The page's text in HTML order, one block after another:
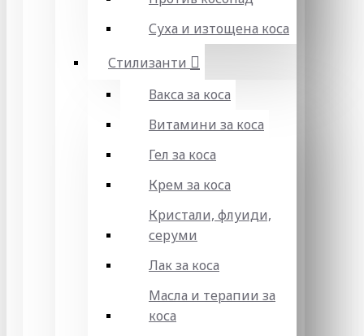
Суха и изтощена коса
Стилизанти
Вакса за коса
Витамини за коса
Гел за коса
Крем за коса
Кристали, флуиди,
серуми
Лак за коса
Масла и терапии за
коса